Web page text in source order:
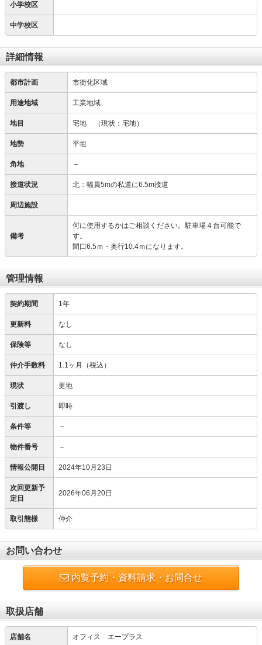
小学校区
中学校区
詳細情報
都市計画 市街化区域
用途地域 工業地域
地目 宅地 （現状：宅地）
地勢 平坦
角地 －
接道状況 北：幅員5mの私道に6.5m接道
周辺施設
備考
何に使用するかはご相談ください。駐車場４台可能で
す。
間口6.5ｍ・奥行10.4ｍになります。
管理情報
契約期間 1年
更新料 なし
保険等 なし
仲介手数料 1.1ヶ月（税込）
現状 更地
引渡し 即時
条件等 －
物件番号 －
情報公開日 2024年10月23日
次回更新予
定日
2026年06月20日
取引態様 仲介
お問い合わせ
内覧予約・資料請求・お問合せ
取扱店舗
店舗名 オフィス エープラス